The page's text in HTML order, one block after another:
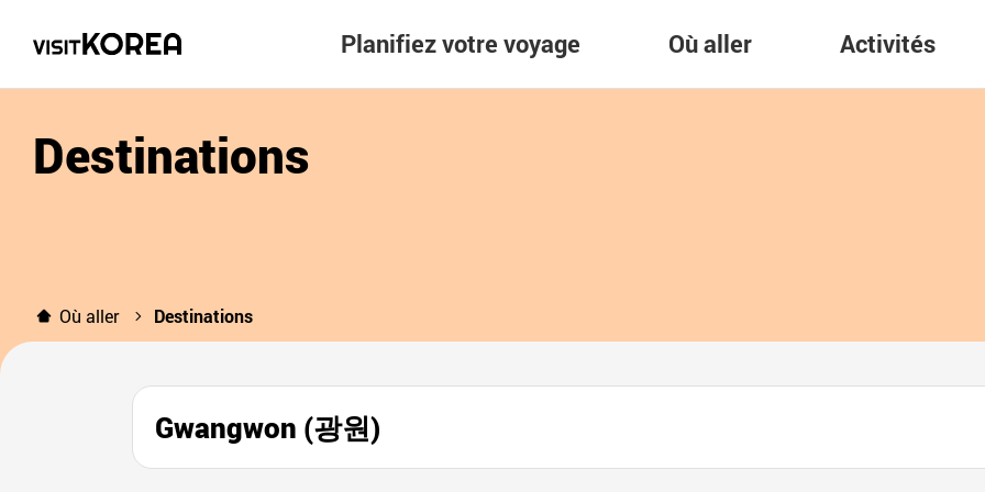
Planifiez votre voyage Où aller Activités
Destinations
Où aller Destinations
Gwangwon (광원)